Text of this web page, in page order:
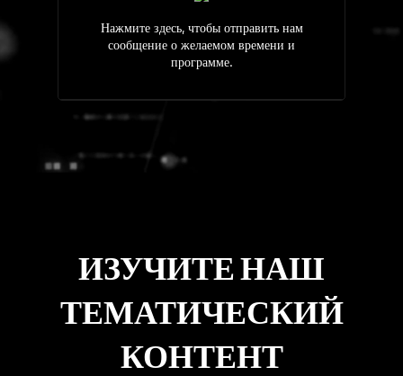
Нажмите здесь, чтобы отправить нам
сообщение о желаемом времени и
программе.
ИЗУЧИТЕ НАШ
ТЕМАТИЧЕСКИЙ
КОНТЕНТ